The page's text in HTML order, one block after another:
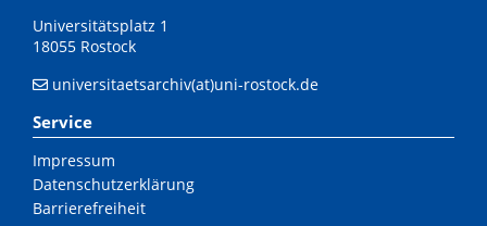
Universitätsplatz 1
18055 Rostock
universitaetsarchiv(at)uni-rostock.de
Service
Impressum
Datenschutzerklärung
Barrierefreiheit